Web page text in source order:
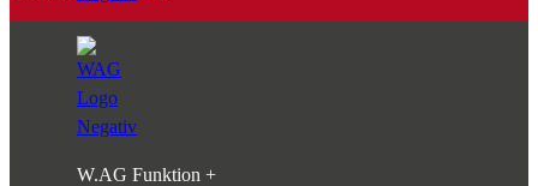
W.AG Funktion +